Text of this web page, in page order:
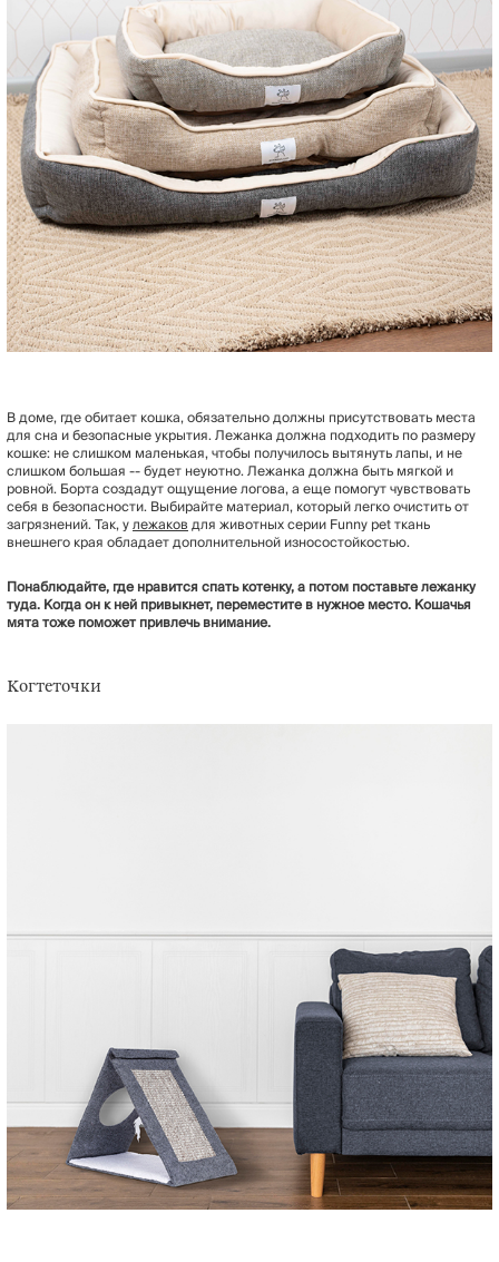
В доме, где обитает кошка, обязательно должны присутствовать места
для сна и безопасные укрытия. Лежанка должна подходить по размеру
кошке: не слишком маленькая, чтобы получилось вытянуть лапы, и не
слишком большая -- будет неуютно. Лежанка должна быть мягкой и
ровной. Борта создадут ощущение логова, а еще помогут чувствовать
себя в безопасности. Выбирайте материал, который легко очистить от
загрязнений. Так, улежаковдля животных серии Funny pet ткань
внешнего края обладает дополнительной износостойкостью.
Понаблюдайте, где нравится спать котенку, а потом поставьте лежанку
туда. Когда он к ней привыкнет, переместите в нужное место. Кошачья
мята тоже поможет привлечь внимание.
Когтеточки